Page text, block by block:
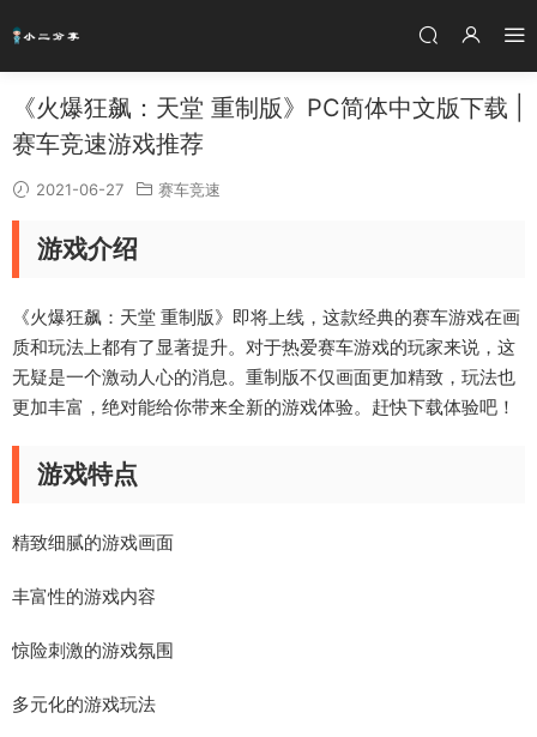
《火爆狂飙：天堂 重制版》PC简体中文版下载 |
赛车竞速游戏推荐
2021-06-27 赛车竞速
游戏介绍
《火爆狂飙：天堂 重制版》即将上线，这款经典的赛车游戏在画
质和玩法上都有了显著提升。对于热爱赛车游戏的玩家来说，这
无疑是一个激动人心的消息。重制版不仅画面更加精致，玩法也
更加丰富，绝对能给你带来全新的游戏体验。赶快下载体验吧！
游戏特点
精致细腻的游戏画面
丰富性的游戏内容
惊险刺激的游戏氛围
多元化的游戏玩法